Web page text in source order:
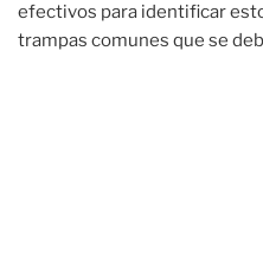
efectivos para identificar
trampas comunes que se